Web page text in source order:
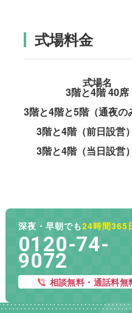
式場料金
式場名
3階と4階40席
3階と4階と5階（通夜の
3階と4階（前日設営）
3階と4階（当日設営）
深夜・早朝でも24時間365
0120-74-
9072
相談無料・通話料無